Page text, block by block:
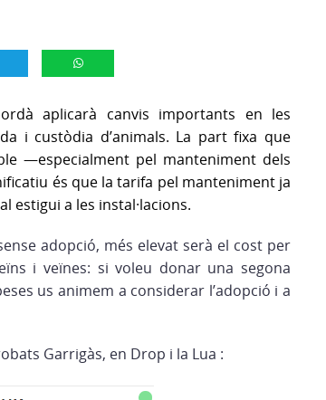
aplicarà canvis importants en les
i custòdia d’animals. La part fixa que
—especialment pel manteniment dels
és que la tarifa pel manteniment ja
estigui a les instal·lacions.
adopció, més elevat serà el cost per
i veïnes: si voleu donar una segona
us animem a considerar l’adopció i a
Garrigàs, en Drop i la Lua :